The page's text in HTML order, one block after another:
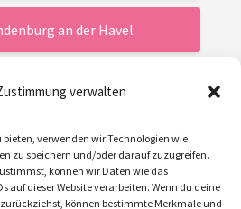
verwalten
verwenden wir Technologien wie
zu speichern und/oder darauf zuzugreifen.
können wir Daten wie das
auf dieser Website verarbeiten. Wenn du deine
können bestimmte Merkmale und
an der Havel